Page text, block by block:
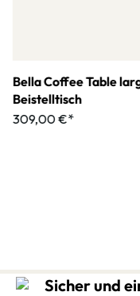
Bella Coffee Table
Beistelltisch
309,00 €*
Sicher und